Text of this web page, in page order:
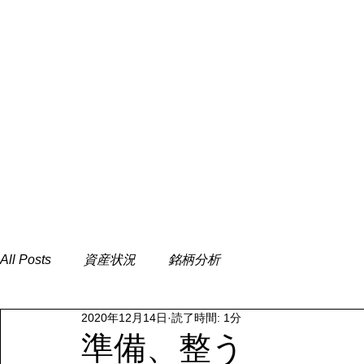
All Posts 資産状況 銘柄分析
準備、整う
2020年12月14日 読了時間: 1分